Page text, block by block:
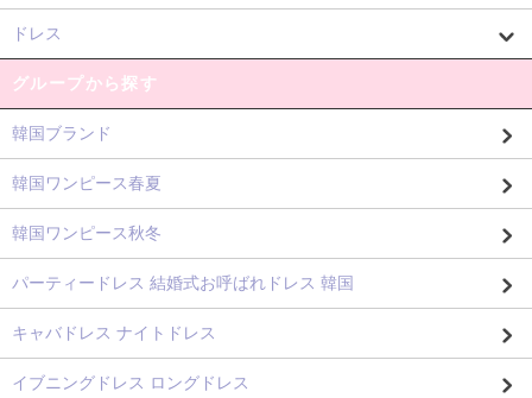
ドレス
グループから探す
韓国ブランド
韓国ワンピース春夏
韓国ワンピース秋冬
パーティードレス 結婚式お呼ばれドレス 韓国
キャバドレス ナイトドレス
イブニングドレス ロングドレス